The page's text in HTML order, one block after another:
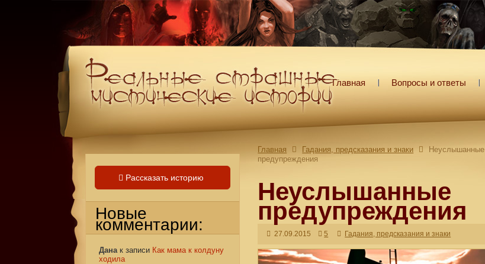
Главная Вопросы и ответы
Главная Гадания, предсказания и знаки
Неуслышанные
предупреждения
Неуслышанные
предупреждения
27.09.2015 5 Гадания, предсказания и знаки
Рассказать историю
Новые
комментарии:
Данак записи Как мама к колдуну
ходила